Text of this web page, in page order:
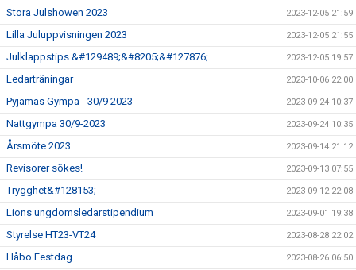
Stora Julshowen 2023 2023-12-05 21:59
Lilla Juluppvisningen 2023 2023-12-05 21:55
Julklappstips &#129489;&#8205;&#127876; 2023-12-05 19:57
Ledarträningar 2023-10-06 22:00
Pyjamas Gympa - 30/9 2023 2023-09-24 10:37
Nattgympa 30/9-2023 2023-09-24 10:35
Årsmöte 2023 2023-09-14 21:12
Revisorer sökes! 2023-09-13 07:55
Trygghet&#128153; 2023-09-12 22:08
Lions ungdomsledarstipendium 2023-09-01 19:38
Styrelse HT23-VT24 2023-08-28 22:02
Håbo Festdag 2023-08-26 06:50